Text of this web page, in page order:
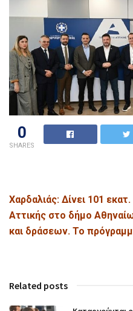
0
SHARES
Χαρδαλιάς: Δίνει 101
Αττικής στο δήμο
και δράσεων. Το
Related posts